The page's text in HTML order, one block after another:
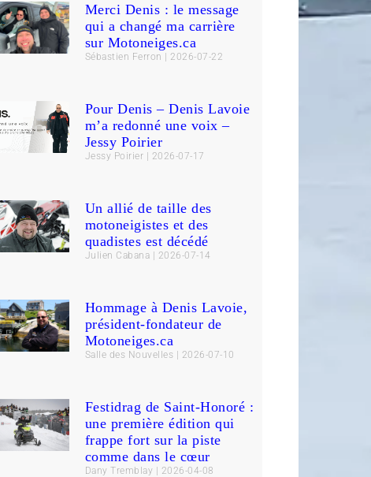
Merci Denis : le message
qui a changé ma carrière
sur Motoneiges.ca
Sébastien Ferron 2026-07-22
Pour Denis – Denis Lavoie
m’a redonné une voix –
Jessy Poirier
Jessy Poirier 2026-07-17
Un allié de taille des
motoneigistes et des
quadistes est décédé
Julien Cabana 2026-07-14
Hommage à Denis Lavoie,
président-fondateur de
Motoneiges.ca
Salle des Nouvelles 2026-07-10
Festidrag de Saint-Honoré :
une première édition qui
frappe fort sur la piste
comme dans le cœur
Dany Tremblay 2026-04-08